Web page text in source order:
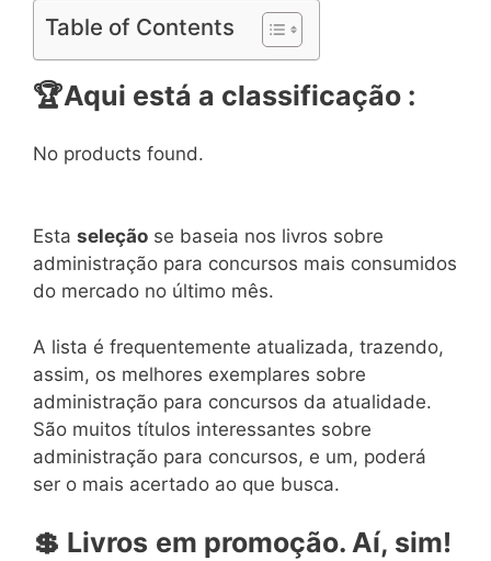
Table of Contents
🏆Aqui está a classificação :
No products found.
Esta seleção se baseia nos livros sobre
administração para concursos mais consumidos
do mercado no último mês.
A lista é frequentemente atualizada, trazendo,
assim, os melhores exemplares sobre
administração para concursos da atualidade.
São muitos títulos interessantes sobre
administração para concursos, e um, poderá
ser o mais acertado ao que busca.
💲 Livros em promoção. Aí, sim!